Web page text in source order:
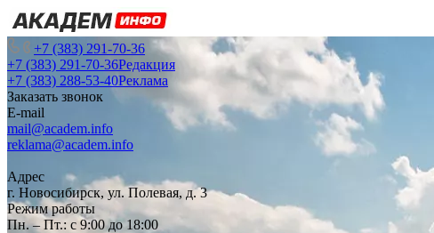
+7 (383) 291-70-36
+7 (383) 291-70-36Редакция
+7 (383) 288-53-40Реклама
Заказать звонок
E-mail
mail@academ.info
reklama@academ.info
Адрес
г. Новосибирск, ул. Полевая, д. 3
Режим работы
Пн. – Пт.: с 9:00 до 18:00